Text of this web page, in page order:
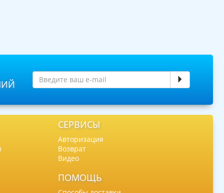
СЕРВИСЫ
Авторизация
Возврат
Видео
ПОМОЩЬ